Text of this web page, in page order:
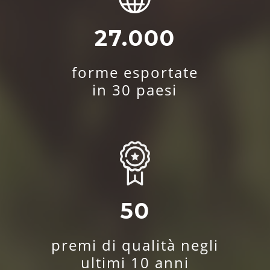
27.000
forme esportate
in 30 paesi
50
premi di qualità negli
ultimi 10 anni